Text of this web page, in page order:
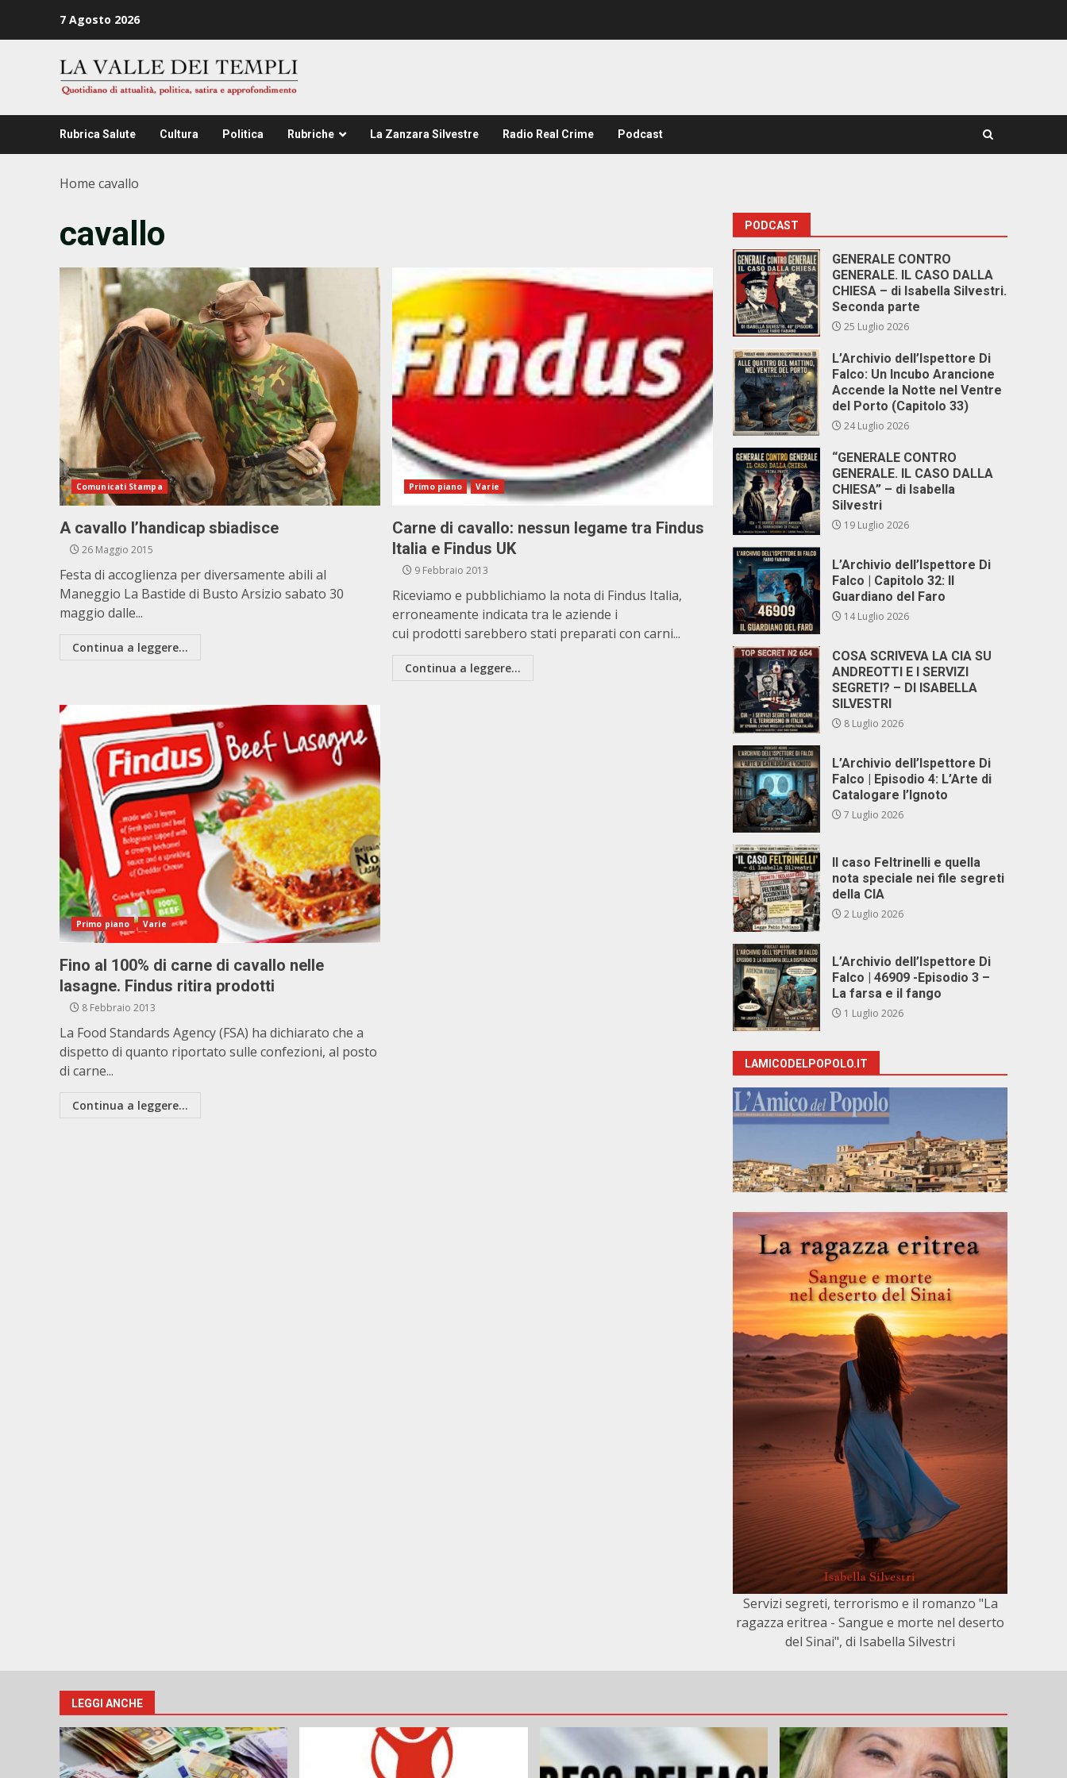
7 Agosto 2026
Rubrica Salute Cultura Politica Rubriche La Zanzara Silvestre Radio Real Crime Podcast
Home cavallo
cavallo
Comunicati Stampa
A cavallo l’handicap sbiadisce
26 Maggio 2015
Festa di accoglienza per diversamente abili al
Maneggio La Bastide di Busto Arsizio sabato 30
maggio dalle...
Continua a leggere...
Primo piano Varie
Carne di cavallo: nessun legame tra Findus
Italia e Findus UK
9 Febbraio 2013
Riceviamo e pubblichiamo la nota di Findus Italia,
erroneamente indicata tra le aziende i
cui prodotti sarebbero stati preparati con carni...
Continua a leggere...
Primo piano Varie
Fino al 100% di carne di cavallo nelle
lasagne. Findus ritira prodotti
8 Febbraio 2013
La Food Standards Agency (FSA) ha dichiarato che a
dispetto di quanto riportato sulle confezioni, al posto
di carne...
Continua a leggere...
PODCAST
GENERALE CONTRO
GENERALE. IL CASO DALLA
CHIESA – di Isabella Silvestri.
Seconda parte
25 Luglio 2026
L’Archivio dell’Ispettore Di
Falco: Un Incubo Arancione
Accende la Notte nel Ventre
del Porto (Capitolo 33)
24 Luglio 2026
“GENERALE CONTRO
GENERALE. IL CASO DALLA
CHIESA” – di Isabella
Silvestri
19 Luglio 2026
L’Archivio dell’Ispettore Di
Falco | Capitolo 32: Il
Guardiano del Faro
14 Luglio 2026
COSA SCRIVEVA LA CIA SU
ANDREOTTI E I SERVIZI
SEGRETI? – DI ISABELLA
SILVESTRI
8 Luglio 2026
L’Archivio dell’Ispettore Di
Falco | Episodio 4: L’Arte di
Catalogare l’Ignoto
7 Luglio 2026
Il caso Feltrinelli e quella
nota speciale nei file segreti
della CIA
2 Luglio 2026
L’Archivio dell’Ispettore Di
Falco | 46909 -Episodio 3 –
La farsa e il fango
1 Luglio 2026
LAMICODELPOPOLO.IT
Servizi segreti, terrorismo e il romanzo "La
ragazza eritrea - Sangue e morte nel deserto
del Sinai", di Isabella Silvestri
LEGGI ANCHE